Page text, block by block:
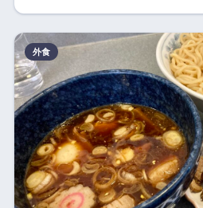
外食